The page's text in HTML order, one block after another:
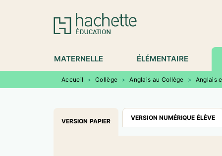
MENU RECHERCHE
MATERNELLE ÉLÉMENTAIRE
Accueil > Collège > Anglais au Collège > Anglais
VERSION PAPIER VERSION NUMÉRIQUE ÉLÈVE